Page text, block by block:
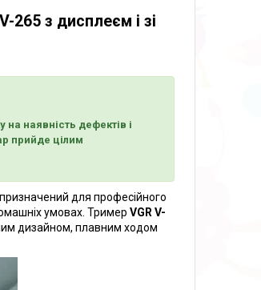
265 з дисплеєм і зі
наявність дефектів і
прийде цілим
для професійного
умовах. Тример VGR V-
дизайном, плавним ходом